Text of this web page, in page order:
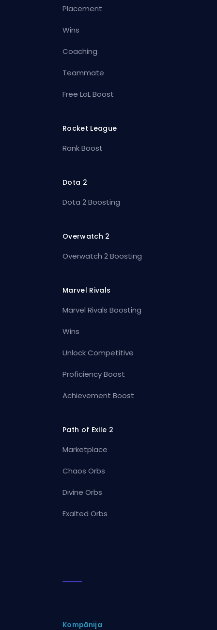
Placement
Wins
Coaching
Teammate
Free LoL Boost
Rocket League
Rank Boost
Dota 2
Dota 2 Boosting
Overwatch 2
Overwatch 2 Boosting
Marvel Rivals
Marvel Rivals Boosting
Wins
Unlock Competitive
Proficiency Boost
Achievement Boost
Path of Exile 2
Marketplace
Chaos Orbs
Divine Orbs
Exalted Orbs
Kompānija